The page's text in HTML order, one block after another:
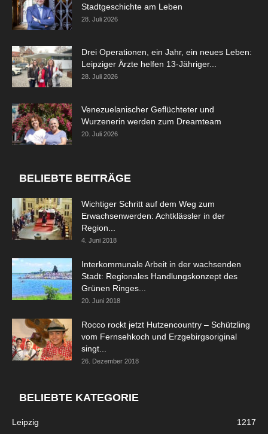
Stadtgeschichte am Leben
28. Juli 2026
Drei Operationen, ein Jahr, ein neues Leben:
Leipziger Ärzte helfen 13-Jähriger...
28. Juli 2026
Venezuelanischer Geflüchteter und
Wurzenerin werden zum Dreamteam
20. Juli 2026
BELIEBTE BEITRÄGE
Wichtiger Schritt auf dem Weg zum
Erwachsenwerden: Achtklässler in der
Region...
4. Juni 2018
Interkommunale Arbeit in der wachsenden
Stadt: Regionales Handlungskonzept des
Grünen Ringes...
20. Juni 2018
Rocco rockt jetzt Hutzencountry – Schützling
vom Fernsehkoch und Erzgebirgsoriginal
singt...
26. Dezember 2018
BELIEBTE KATEGORIE
Leipzig
1217